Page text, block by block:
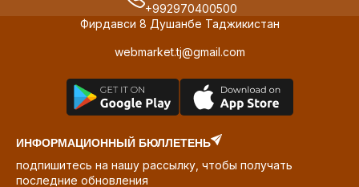
+992970400500
Фирдавси 8 Душанбе Таджикистан
webmarket.tj@gmail.com
ИНФОРМАЦИОННЫЙ БЮЛЛЕТЕНЬ
подпишитесь на нашу рассылку, чтобы получать
последние обновления